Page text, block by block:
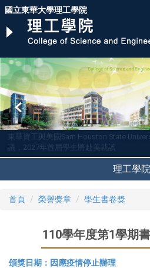
跳
主
內
區
國立東華大學理工學院
東華資工與美國Sam Houston State
議，2027年首屆學生將赴美就讀
理工學院
首頁 榮譽獎章 學生書卷獎
110學年度第1學期
頒獎日期：因應疫情停止辦理